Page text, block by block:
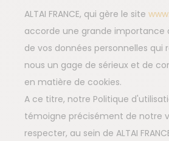
ALTAI FRANCE, qui gère le site
accorde une grande importance
de vos données personnelles qui
nous un gage de sérieux et de
en matière de cookies.
A ce titre, notre Politique
témoigne précisément de notre
respecter, au sein de ALTAI